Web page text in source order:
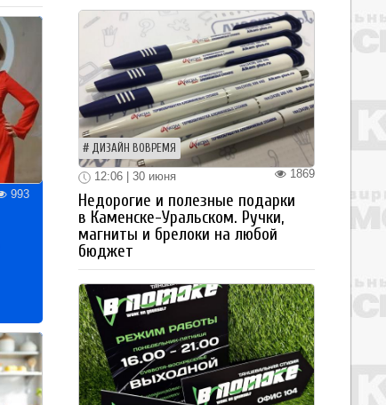
993
ДИЗАЙН ВОВРЕМЯ
1869
12:06 | 30 июня
Недорогие и полезные подарки
в Каменске-Уральском. Ручки,
магниты и брелоки на любой
бюджет